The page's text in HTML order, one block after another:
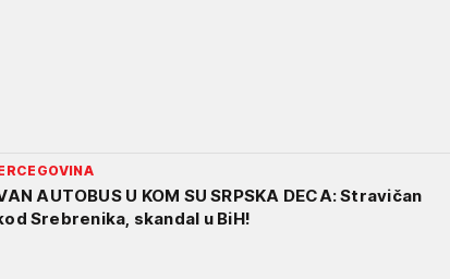
AUTOBUS U KOM SU SRPSKA DECA: Stravičan
Srebrenika, skandal u BiH!